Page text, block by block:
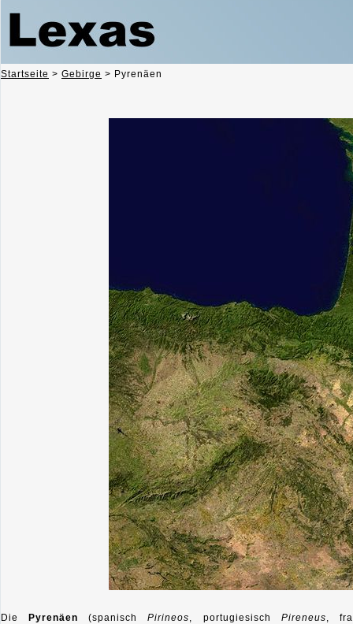
Startseite > Gebirge > Pyrenäen
DiePyrenäen (spanischPirineos , portugiesisch Pireneus ,